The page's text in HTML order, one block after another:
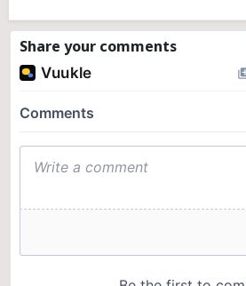
Share your comments